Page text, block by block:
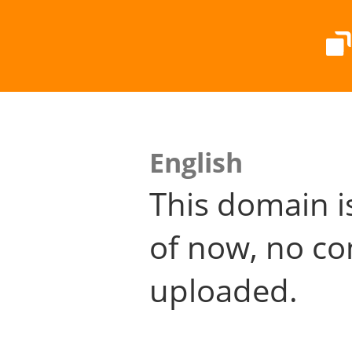
English
This domain
of now, no
uploaded.